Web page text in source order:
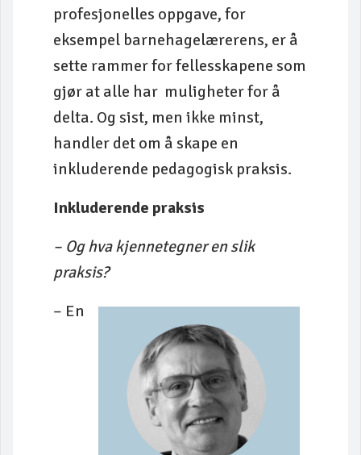
profesjonelles oppgave, for
eksempel barnehagelærerens, er å
sette rammer for fellesskapene som
gjør at alle har muligheter for å
delta. Og sist, men ikke minst,
handler det om å skape en
inkluderende pedagogisk praksis.
Inkluderende praksis
– Og hva kjennetegner en slik
praksis?
– En